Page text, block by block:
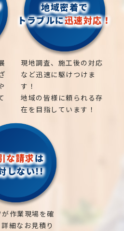
地域密着で
トラブルに迅速対応！
現地調査、施工後の対応
など迅速に駆けつけま
す！
地域の皆様に頼られる存
在を目指しています！
な請求は
しない!!
が作業現場を確
細なお見積り